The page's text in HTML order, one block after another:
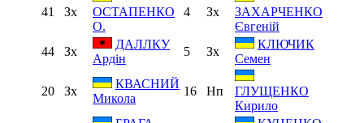
41 Зх
ОСТАПЕНКО
О.
4 Зх
ЗАХАРЧЕНКО
Євгеній
44
Зх
ДАЛЛКУ
Ардін
5 Зх
КЛЮЧИК
Семен
20 Зх
КВАСНИЙ
Микола
16 Нп
ГЛУЩЕНКО
Кирило